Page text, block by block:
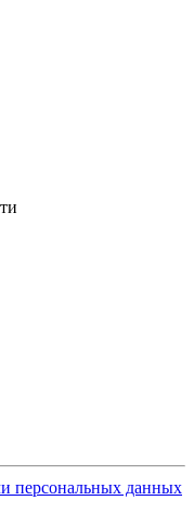
персональных данных